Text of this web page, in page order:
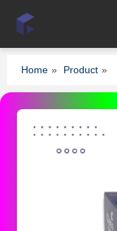
Home » Product »